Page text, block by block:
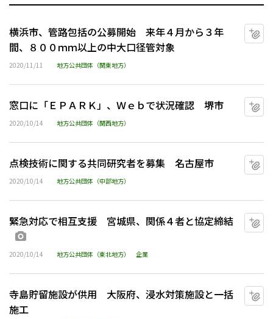
横浜市、管路包括の公募開始 来年４月から３年
間、８００ｍｍ以上の中大口径管対象
2020/11/11 地方公共団体（関東地方）
窓口に「ＥＰＡＲＫ」、Ｗｅｂで状況確認 堺市
2020/10/14 地方公共団体（関西地方）
点検技術に関する共同研究者を募集 名古屋市
2020/10/14 地方公共団体（中部地方）
緊急対応で相互支援 宮城県、関係４者と協定締結
2020/10/14 地方公共団体（東北地方） 企業
寺島貯留施設が供用 大阪府、浸水対策施設と一括
施工